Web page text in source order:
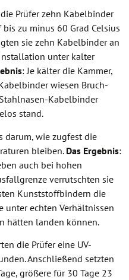
Prüfer zehn Kabelbinder
zu minus 60 Grad Celsius
sie zehn Kabelbinder an
unter kalter
: Je kälter die Kammer,
wiesen Bruch-
Kabelbinder
stand.
darum, wie zugfest die
bleiben. Das Ergebnis:
auch bei hohen
verrutschten sie
Kunststoffbindern die
unter echten Verhältnissen
hätten landen können.
die Prüfer eine UV-
Anschließend setzten
größere für 30 Tage 23